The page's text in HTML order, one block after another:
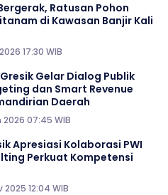
Ratusan Pohon
di Kawasan Banjir Kali
17:30 WIB
Gresik Gelar Dialog Publik
dan Smart Revenue
Daerah
07:45 WIB
Apresiasi Kolaborasi PWI
Perkuat Kompetensi
2025 12:04 WIB